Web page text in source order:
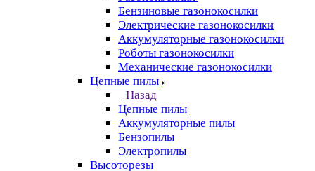
Бензиновые газонокосилки
Электрические газонокосилки
Аккумуляторные газонокосилки
Роботы газонокосилки
Механические газонокосилки
Цепные пилы
Назад
Цепные пилы
Аккумуляторные пилы
Бензопилы
Электропилы
Высоторезы